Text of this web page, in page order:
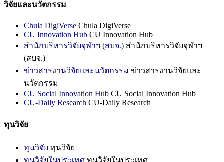
วิจัยและนวัตกรรม
Chula DigiVerse Chula DigiVerse
CU Innovation Hub CU Innovation Hub
สำนักบริหารวิจัยจุฬาฯ (สบจ.) สำนักบริหารวิจัยจุฬาฯ
(สบจ.)
ข่าวสารงานวิจัยและนวัตกรรม ข่าวสารงานวิจัยและ
นวัตกรรม
CU Social Innovation Hub CU Social Innovation Hub
CU-Daily Research CU-Daily Research
ทุนวิจัย
ทุนวิจัย ทุนวิจัย
ทุนวิจัยในประเทศ ทุนวิจัยในประเทศ